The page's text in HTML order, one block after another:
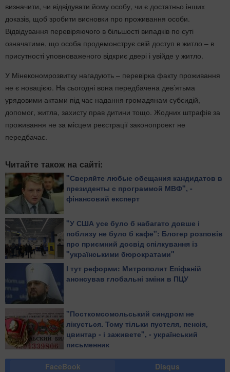
визначити, чи відвідувати йому особу, чи є достатньо інших
доказів, щоб зробити висновки про проживання особи.
Відвідування перевіряючого в більшості випадків по суті
означатиме, що особа продемонструє свій доступ в житло – в
присутності уповноваженого відкриє двері і увійде у житло.
У Мінекономрозвитку нагадують – перевірка факту проживання
не є новацією. На сьогодні вона передбачена дев’ятьма
урядовими актами під час надання громадянам субсидій,
допомог, житла, захисту прав дитини тощо. Жодних штрафів за
проживання не за місцем реєстрації законопроект не
передбачає.
Читайте також на сайті:
"Сверяйте любые обещания кандидатов в
президенты с программой МВФ", -
фінансовий експерт
"У США усе було б набагато довше і
поблизу не було б кафе": Блогер розповів
про приємний досвід спілкування із
"українськими бюрократами"
І тут реформи: Митрополит Епіфаній
анонсував глобальні зміни в ПЦУ
"Посткомсомольський синдром не
лікується. Тому тільки пустеля, пенсія,
цвинтар - і заживете", - український
письменник
FaceBook Disqus